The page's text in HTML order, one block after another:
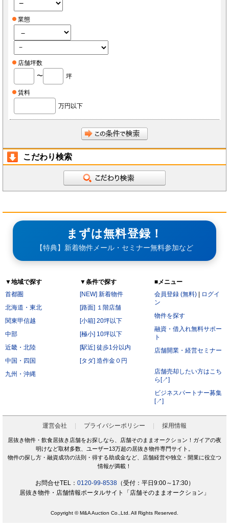
二重に会員登録している者
当社、本サービス、又は他の会員の信用もしくは権利を侵害する恐れがあると当社が
公序良俗に反する行為をした者
前項の措置により会員が損害を被った場合でも、当社はその責任を負わないものとします。
会員は当社が書面で承認する場合を除き、会員としての地位をいかなる第三者にも譲渡でき
ないものとします。
会員は、当社へ報告した自らに関する情報に変更が生じた場合、当社が指定する方法で最新
の情報を当社へ報告するものとします。なお、本項の報告をしなかったことにより、会員が
会員は、当社へ報告した自らに関する情報の変更を希望する場合、また、退会を希望する場
合、当社所定の手続きに従っておこなうものとします。
（以下「導入店」）から付与されたIDおよびパスワード(以下「ID」)をいかなる第三者にも
開示し、もしくは利用させてはならないものとします。
使用、不正使用等により会員に損害が生じた場合においても、当社は一切の責任を負いませ
ん。
会員は、紛失、喪失、盗難、誤使用、不正使用等が発生した場合、もしくは第三者に知られ
た場合、またそのおそれがある場合、速やかに当社もしくは導入店にその旨を報告し、指示
に従うものとします。
第4条（個人情報）
当社もしくは導入店は、会員から得た個人情報(以下「個人情報」)を本サービス運営、店舗
者も含みます）、導入店、導入店の関連会社、本サービスの会員・業務委託先・フランチャ
裁判所・警察等の要請がある場合を除きます。
会員が自らの個人情報の変更もしくは削除を希望する場合、当社および導入店へそれぞれ連
絡するものとし、当社もしくは導入店は本人確認等の所定の手続きを経て、個人情報を変更
もしくは削除するものとします。
会員は、本サービスを通じて個人情報を取得した場合、自己の責任で個人情報保護に関する
第5条（秘密保持）
会員が本サービスを利用するうえで当社もしくは導入店へ開示した情報および提出した資料
は、原則として本サービスの利用者に公開されるものとし、当社もしくは導入店は当該情報
前項にかかわらず、会員が秘密である旨を付して当社もしくは導入店へ開示し、当社もしく
は導入店がそれに同意した情報について、当社もしくは導入店は本サービスの運営に最低限
必要な会社、当社もしくは導入店の役員、従業員、関連会社、本サービスの再委託先、監査
法人、税理士、弁護士を除く第三者に対して開示漏洩しないものとします。
会員は、当社もしくは導入店から秘密である旨を付して会員へ開示した情報を、会員の役
員、従業員、監査法人、税理士、弁護士を除く第三者へ開示漏洩しないことに同意します。
員は同意します。
開示された時点で被開示者が既に知っていた情報
開示された情報と無関係に、被開示者が自ら開発、創作した情報
いものとします。
サービス提供用のシステムの保守または工事の都合上やむを得ない場合
火災・停電などによりサービスの提供ができないと当社が判断した場合
地震、噴火、洪水、津波などの天災、若しくは戦争、変乱、暴動、騒乱、労働争議等により
サービスの提供ができないと当社が判断した場合
電気通信事業者、電力会社等の公共のインフラ提供者の責により、電気通信サービスが停止
した場合
当社が利用する電気通信設備に障害が発生した場合
第7条（禁止行為）
会員は以下の各号に該当する行為をおこなってはならないものとします。
他の会員に成りすまし、本サービスを利用する行為
当社および他の会員に不利益を与える行為
業態
店舗坪数
〜
坪
賃料
万円以下
こだわり検索
まずは無料登録！
【特典】新着物件メール・セミナー無料参加など
▼地域で探す
首都圏
北海道・東北
関東甲信越
中部
近畿・北陸
中国・四国
九州・沖縄
▼条件で探す
[NEW] 新着物件
[路面] １階店舗
[小箱] 20坪以下
[極小] 10坪以下
[駅近] 徒歩1分以内
[タダ] 造作金０円
■メニュー
会員登録 (無料)
ログイ
ン
物件を探す
融資・借入れ無料サポー
ト
店舗開業・経営セミナー
店舗売却したい方はこち
ら[↗]
ビジネスパートナー募集
[↗]
運営会社 プライバシーポリシー 採用情報
居抜き物件・飲食居抜き店舗をお探しなら、店舗そのままオークション！ガイアの夜
明けなど取材多数、ユーザー13万超の居抜き物件専門サイト。
物件の探し方・融資成功の法則・得する助成金など、店舗経営や独立・開業に役立つ
情報が満載！
お問合せTEL： 0120-99-8538（受付：平日9:00～17:30）
居抜き物件・店舗情報ポータルサイト「店舗そのままオークション」
Copyright © M&A Auction Co.,Ltd. All Rights Reserved.